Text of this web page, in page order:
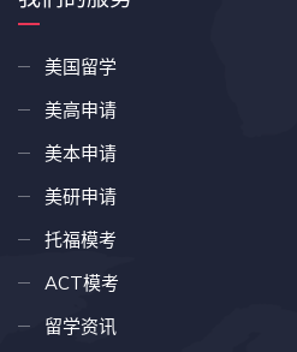
美国留学
美高申请
美本申请
美研申请
托福模考
ACT模考
留学资讯